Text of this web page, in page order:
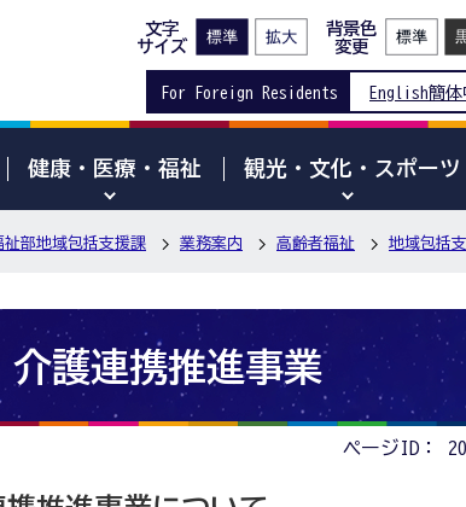
文字
サイズ
背景色
変更
For Foreign Residents English簡体
健康・医療・福祉 観光・文化・スポーツ
祉部地域包括支援課 業務案内 高齢者福祉 地域包括
護連携推進事業
ページID：